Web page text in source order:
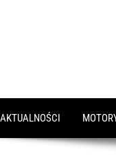
AKTUALNOŚCI